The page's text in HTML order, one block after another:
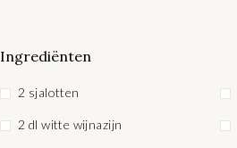
Ingrediënten
2 sjalotten
2 dl witte wijnazijn